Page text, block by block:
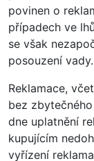
povinen o
případech ve
se však
posouzení vady.
Reklamace,
bez
dne uplatnění
kupujícím
vyřízení